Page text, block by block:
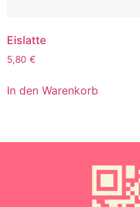
Eislatte
5,80 €
In den Warenkorb